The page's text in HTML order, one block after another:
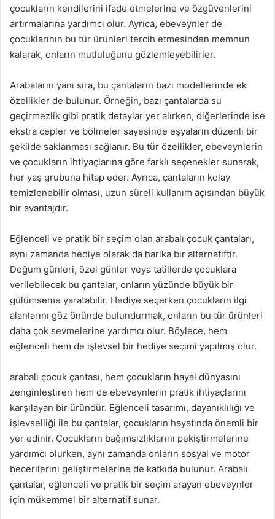
çocukların kendilerini ifade etmelerine ve özgüvenlerini
artırmalarına yardımcı olur. Ayrıca, ebeveynler de
çocuklarının bu tür ürünleri tercih etmesinden memnun
kalarak, onların mutluluğunu gözlemleyebilirler.
Arabaların yanı sıra, bu çantaların bazı modellerinde ek
özellikler de bulunur. Örneğin, bazı çantalarda su
geçirmezlik gibi pratik detaylar yer alırken, diğerlerinde ise
ekstra cepler ve bölmeler sayesinde eşyaların düzenli bir
şekilde saklanması sağlanır. Bu tür özellikler, ebeveynlerin
ve çocukların ihtiyaçlarına göre farklı seçenekler sunarak,
her yaş grubuna hitap eder. Ayrıca, çantaların kolay
temizlenebilir olması, uzun süreli kullanım açısından büyük
bir avantajdır.
Eğlenceli ve pratik bir seçim olan arabalı çocuk çantaları,
aynı zamanda hediye olarak da harika bir alternatiftir.
Doğum günleri, özel günler veya tatillerde çocuklara
verilebilecek bu çantalar, onların yüzünde büyük bir
gülümseme yaratabilir. Hediye seçerken çocukların ilgi
alanlarını göz önünde bulundurmak, onların bu tür ürünleri
daha çok sevmelerine yardımcı olur. Böylece, hem
eğlenceli hem de işlevsel bir hediye seçimi yapılmış olur.
arabalı çocuk çantası, hem çocukların hayal dünyasını
zenginleştiren hem de ebeveynlerin pratik ihtiyaçlarını
karşılayan bir üründür. Eğlenceli tasarımı, dayanıklılığı ve
işlevselliği ile bu çantalar, çocukların hayatında önemli bir
yer edinir. Çocukların bağımsızlıklarını pekiştirmelerine
yardımcı olurken, aynı zamanda onların sosyal ve motor
becerilerini geliştirmelerine de katkıda bulunur. Arabalı
çantalar, eğlenceli ve pratik bir seçim arayan ebeveynler
için mükemmel bir alternatif sunar.